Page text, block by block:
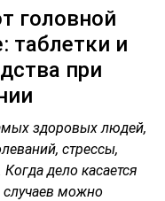
головной
и
при
здоровых людей,
стрессы,
дело касается
можно